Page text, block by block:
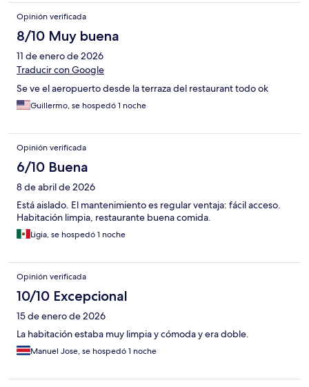
Opinión verificada
8/10 Muy buena
11 de enero de 2026
Traducir con Google
Se ve el aeropuerto desde la terraza del restaurant todo ok
Guillermo, se hospedó 1 noche
Opinión verificada
6/10 Buena
8 de abril de 2026
Está aislado. El mantenimiento es regular ventaja: fácil acceso.
Habitación limpia, restaurante buena comida.
Ligia, se hospedó 1 noche
Opinión verificada
10/10 Excepcional
15 de enero de 2026
La habitación estaba muy limpia y cómoda y era doble.
Manuel Jose, se hospedó 1 noche